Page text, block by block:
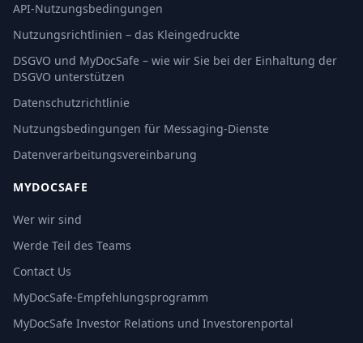
API-Nutzungsbedingungen
Nutzungsrichtlinien – das Kleingedruckte
DSGVO und MyDocSafe – wie wir Sie bei der Einhaltung der
DSGVO unterstützen
Datenschutzrichtlinie
Nutzungsbedingungen für Messaging-Dienste
Datenverarbeitungsvereinbarung
MYDOCSAFE
Wer wir sind
Werde Teil des Teams
Contact Us
MyDocSafe-Empfehlungsprogramm
MyDocSafe Investor Relations und Investorenportal